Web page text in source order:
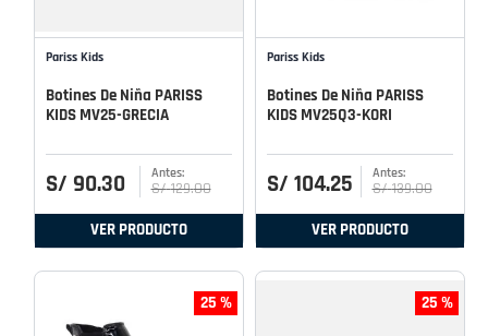
Pariss Kids
Botines De Niña PARISS
KIDS MV25-GRECIA
S/ 90.30 S/ 129.00
VER PRODUCTO
Pariss Kids
Botines De Niña PARISS
KIDS MV25Q3-KORI
S/ 104.25 S/ 139.00
VER PRODUCTO
25 % 25 %